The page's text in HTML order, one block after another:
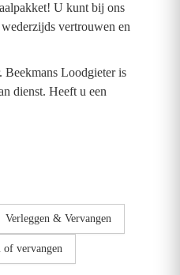
U kunt bij ons
vertrouwen en
Beekmans Loodgieter is
dienst. Heeft u een
Verleggen & Vervangen
of vervangen